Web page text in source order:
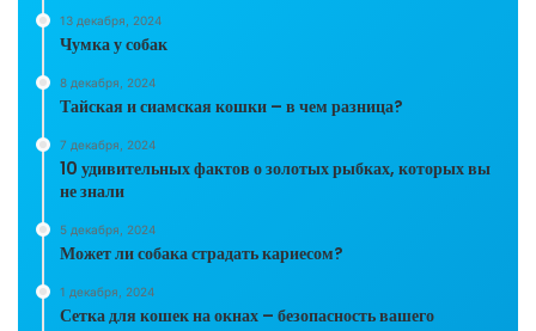
13 декабря, 2024
Чумка у собак
8 декабря, 2024
Тайская и сиамская кошки – в чем разница?
7 декабря, 2024
10 удивительных фактов о золотых рыбках, которых вы
не знали
5 декабря, 2024
Может ли собака страдать кариесом?
1 декабря, 2024
Сетка для кошек на окнах – безопасность вашего